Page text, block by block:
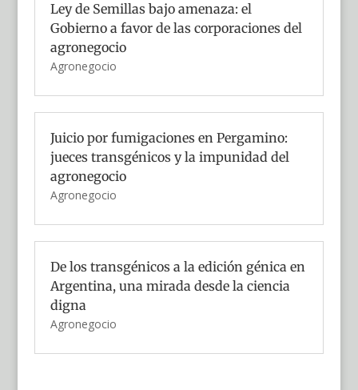
Ley de Semillas bajo amenaza: el
Gobierno a favor de las corporaciones del
agronegocio
Agronegocio
Juicio por fumigaciones en Pergamino:
jueces transgénicos y la impunidad del
agronegocio
Agronegocio
De los transgénicos a la edición génica en
Argentina, una mirada desde la ciencia
digna
Agronegocio